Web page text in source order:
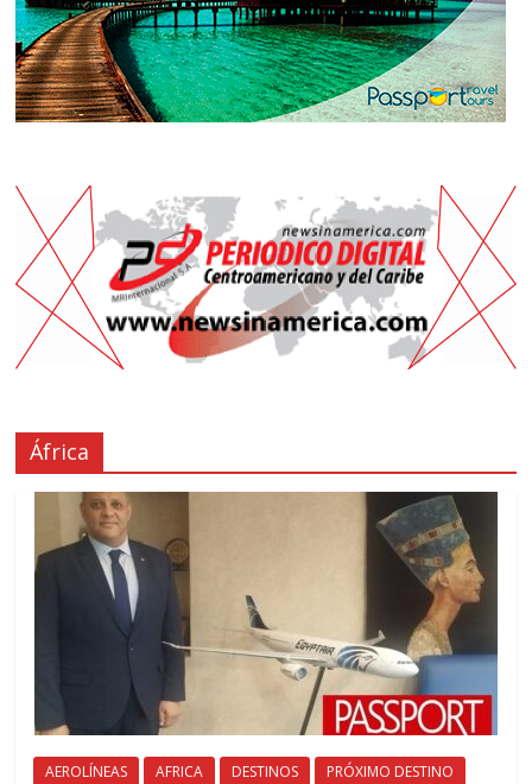
África
AEROLÍNEAS AFRICA DESTINOS PRÓXIMO DESTINO